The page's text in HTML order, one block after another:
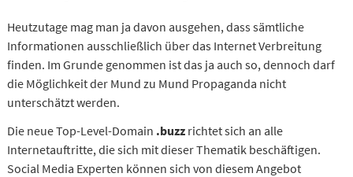
Heutzutage mag man ja davon ausgehen, dass sämtliche
Informationen ausschließlich über das Internet Verbreitung
finden. Im Grunde genommen ist das ja auch so, dennoch darf
die Möglichkeit der Mund zu Mund Propaganda nicht
unterschätzt werden.
Die neue Top-Level-Domain .buzz richtet sich an alle
Internetauftritte, die sich mit dieser Thematik beschäftigen.
Social Media Experten können sich von diesem Angebot